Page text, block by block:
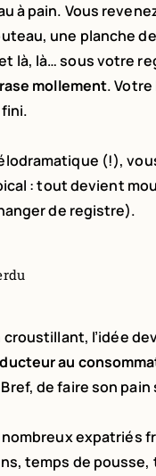
à pain. Vous
une planche
là, là… sous votre
mollement.
(!),
: tout devient
de registre).
l’idée
au
de faire son pain
nombreux expatriés
temps de